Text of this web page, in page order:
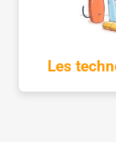
Les